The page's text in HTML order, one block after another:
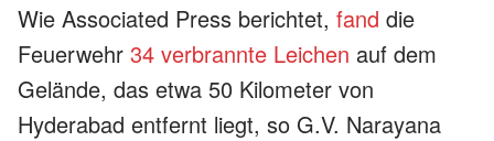
Wie Associated Press berichtet, fand die
Feuerwehr 34 verbrannte Leichen auf dem
Gelände, das etwa 50 Kilometer von
Hyderabad entfernt liegt, so G.V. Narayana